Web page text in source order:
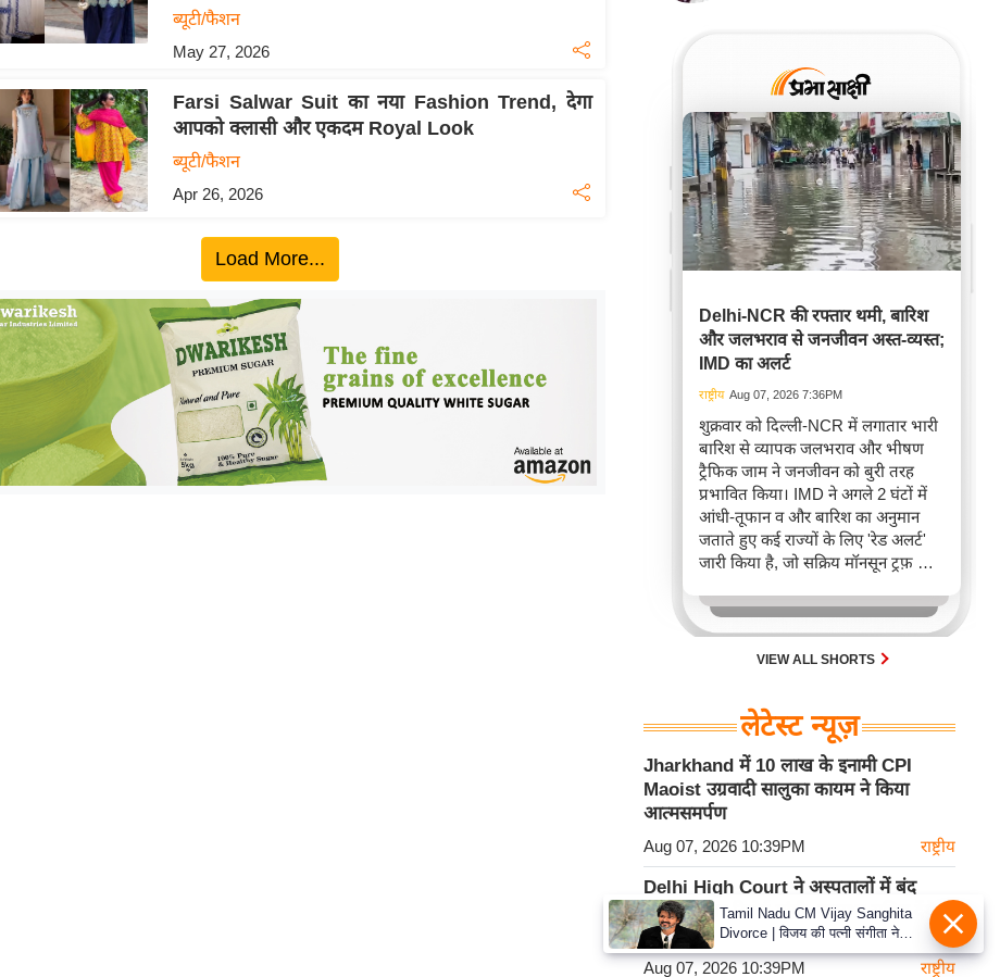
ब्यूटी/फैशन
May 27, 2026
Farsi Salwar Suit का नया Fashion Trend, देगा
आपको क्लासी और एकदम Royal Look
ब्यूटी/फैशन
Apr 26, 2026
Load More...
Delhi-NCR की रफ्तार थमी, बारिश
और जलभराव से जनजीवन अस्त-व्यस्त;
IMD का अलर्ट
राष्ट्रीय Aug 07, 2026 7:36PM
शुक्रवार को दिल्ली-NCR में लगातार भारी
बारिश से व्यापक जलभराव और भीषण
ट्रैफिक जाम ने जनजीवन को बुरी तरह
प्रभावित किया। IMD ने अगले 2 घंटों में
आंधी-तूफान व और बारिश का अनुमान
जताते हुए कई राज्यों के लिए 'रेड अलर्ट'
जारी किया है, जो सक्रिय मॉनसून ट्रफ़ और
जिससे यातायात बाधित होने के साथ-साथ
सफदरजंग अस्पताल में भी जलभराव की
स्थिति बनी।VIEW ALL SHORTS
लेटेस्ट न्यूज़
Jharkhand में 10 लाख के इनामी CPI
Maoist उग्रवादी सालुका कायम ने किया
आत्मसमर्पण
Aug 07, 2026 10:39PM राष्ट्रीय
Delhi High Court ने अस्पतालों में बंद
उपकरणों पर रिपोर्ट मांगी; स्वास्थ्य सचिव देंगे
जवाब
Aug 07, 2026 10:39PM राष्ट्रीय
Tamil Nadu CM Vijay Sanghita
Divorce | विजय की पत्नी संगीता ने
वापस ली तलाक की अर्जी, कोर्ट ने मामले
को किया निपटाया